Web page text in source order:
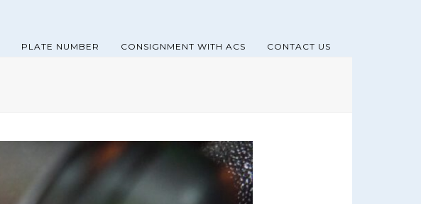
PLATE NUMBER CONSIGNMENT WITH ACS CONTACT US